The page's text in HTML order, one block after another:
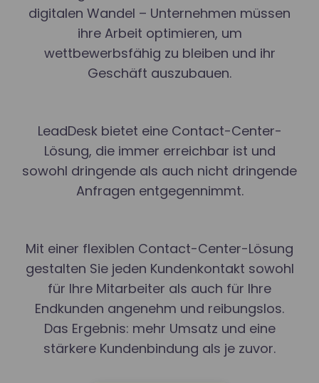
digitalen Wandel – Unternehmen müssen
ihre Arbeit optimieren, um
wettbewerbsfähig zu bleiben und ihr
Geschäft auszubauen.
LeadDesk bietet eine Contact-Center-
Lösung, die immer erreichbar ist und
sowohl dringende als auch nicht dringende
Anfragen entgegennimmt.
Mit einer flexiblen Contact-Center-Lösung
gestalten Sie jeden Kundenkontakt sowohl
für Ihre Mitarbeiter als auch für Ihre
Endkunden angenehm und reibungslos.
Das Ergebnis: mehr Umsatz und eine
stärkere Kundenbindung als je zuvor.